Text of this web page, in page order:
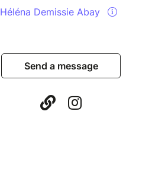
Héléna Demissie Abay
Send a message